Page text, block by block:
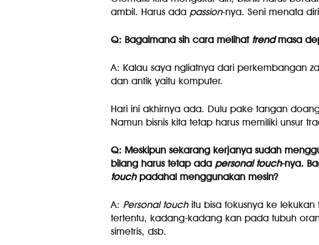
ambil. Harus ada passion-nya. Seni menata
Q: Bagaimana sih cara melihat trendmasa
A: Kalau saya ngliatnya dari perkembangan
dan antik yaitu komputer.
Hari ini akhirnya ada. Dulu pake tangan
Namun bisnis kita tetap harus memiliki unsur
Q: Meskipun sekarang kerjanya sudah
bilang harus tetap ada personal touch-nya.
touchpadahal menggunakan mesin?
A: Personal touchitu bisa fokusnya ke
tertentu, kadang-kadang kan pada tubuh
simetris, dsb.